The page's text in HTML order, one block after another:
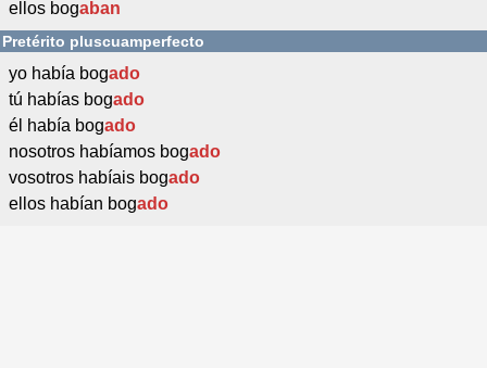
ellos bogaban
Pretérito pluscuamperfecto
yo había bogado
tú habías bogado
él había bogado
nosotros habíamos bogado
vosotros habíais bogado
ellos habían bogado